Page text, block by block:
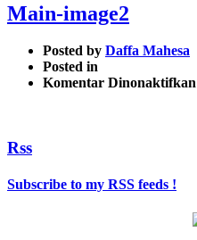
Main-image2
Posted by Daffa Mahesa
Posted in
Komentar Dinonaktifkan
Rss
Subscribe to my RSS feeds !